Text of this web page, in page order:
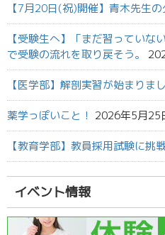
【7月20日(祝)開催】青木先生
【受験生へ】「まだ習っていな
で受験の流れを取り戻そう。
【医学部】解剖実習が始まりま
薬学っぽいこと！ 2026年5月25
【教育学部】教員採用試験に挑戦
イベント情報